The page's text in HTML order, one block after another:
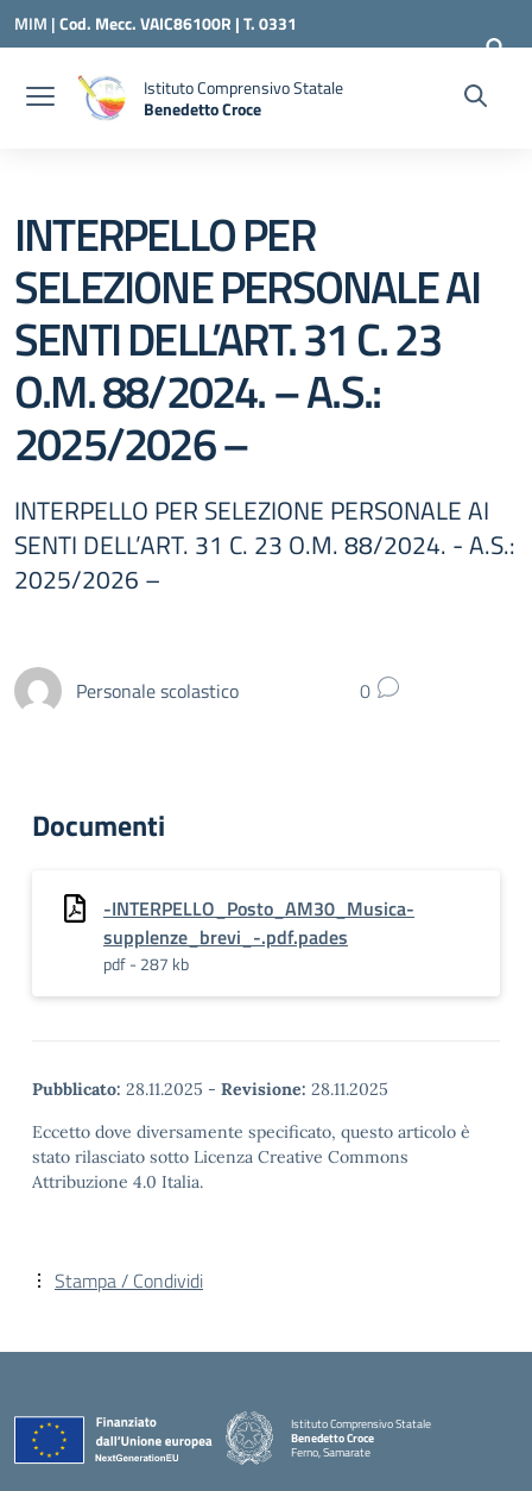
Vai ai contenuti
Vai al menu di navigazione
Vai al footer
MIM |Cod. Mecc. VAIC86100R | T. 0331
240260 | VAIC86100R@ISTRUZIONE.IT
Istituto Comprensivo Statale
Benedetto Croce
INTERPELLO PER
SELEZIONE PERSONALE AI
SENTI DELL’ART. 31 C. 23
O.M. 88/2024. – A.S.:
2025/2026 –
INTERPELLO PER SELEZIONE PERSONALE AI
SENTI DELL’ART. 31 C. 23 O.M. 88/2024. - A.S.:
2025/2026 –
Personale scolastico 0
Documenti
-INTERPELLO_Posto_AM30_Musica-
supplenze_brevi_-.pdf.pades
pdf - 287 kb
Pubblicato: 28.11.2025 - Revisione: 28.11.2025
Eccetto dove diversamente specificato, questo articolo è
stato rilasciato sotto Licenza Creative Commons
Attribuzione 4.0 Italia.
Stampa / Condividi
Istituto Comprensivo Statale
Benedetto Croce
Ferno, Samarate